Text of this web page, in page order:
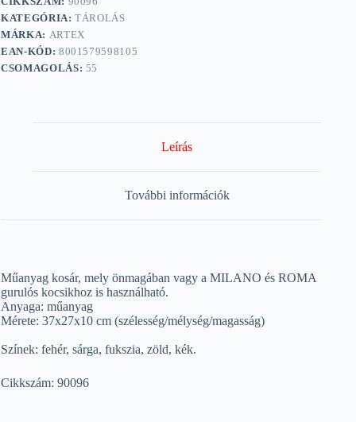
KATEGÓRIA:TÁROLÁS
MÁRKA: ARTEX
EAN-KÓD: 8001579598105
CSOMAGOLÁS: 55
Leírás
További információk
Műanyag kosár, mely önmagában vagy a MILANO és ROMA
gurulós kocsikhoz is használható.
Anyaga: műanyag
Mérete: 37x27x10 cm (szélesség/mélység/magasság)
Színek: fehér, sárga, fukszia, zöld, kék.
Cikkszám: 90096